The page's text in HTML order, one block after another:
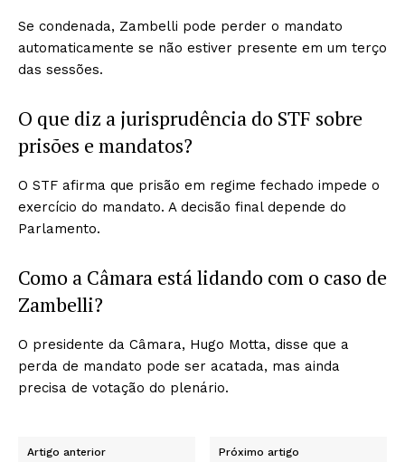
Se condenada, Zambelli pode perder o mandato
automaticamente se não estiver presente em um terço
das sessões.
O que diz a jurisprudência do STF sobre
prisões e mandatos?
O STF afirma que prisão em regime fechado impede o
exercício do mandato. A decisão final depende do
Parlamento.
Como a Câmara está lidando com o caso de
Zambelli?
O presidente da Câmara, Hugo Motta, disse que a
perda de mandato pode ser acatada, mas ainda
precisa de votação do plenário.
Artigo anterior Próximo artigo